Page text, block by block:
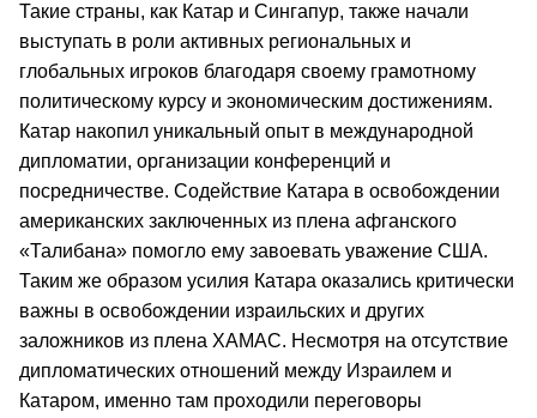
Такие страны, как Катар и Сингапур, также начали
выступать в роли активных региональных и
глобальных игроков благодаря своему грамотному
политическому курсу и экономическим достижениям.
Катар накопил уникальный опыт в международной
дипломатии, организации конференций и
посредничестве. Содействие Катара в освобождении
американских заключенных из плена афганского
«Талибана» помогло ему завоевать уважение США.
Таким же образом усилия Катара оказались критически
важны в освобождении израильских и других
заложников из плена ХАМАС. Несмотря на отсутствие
дипломатических отношений между Израилем и
Катаром, именно там проходили переговоры